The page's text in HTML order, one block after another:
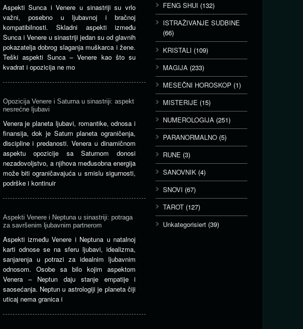
Aspekti Sunca i Venere u sinastriji su vrlo
važni, posebno u ljubavnoj i bračnoj
kompatibilnosti. Skladni aspekti između
Sunca i Venere u sinastriji jedan su od glavnih
pokazatelja dobrog slaganja muškarca i žene.
Teški aspekti Sunca – Venere kao što su
kvadrat i opozicija ne mo
Opozicija Venere i Saturna u sinastriji: aspekt
nesrećne ljubavi
Venera je planeta ljubavi, romantike, odnosa i
finansija, dok je Saturn planeta ograničenja,
discipline i predanosti. Venera u dinamičnom
aspektu opozicije sa Saturnom donosi
nezadovoljstvo, a njihova međusobna energija
može biti ograničavajuća u smislu sigurnosti,
podrške i kontinuir
Aspekti Venere i Neptuna u sinastriji: potraga
za savršenim ljubavnim partnerom
Aspekti između Venere i Neptuna u natalnoj
karti odnose se na sferu ljubavi, idealizma,
sanjarenja u potrazi za idealnim ljubavnim
odnosom. Osobe sa bilo kojim aspektom
Venera – Neptun daju stanje empatije i
saosećanja. Neptun u astrologiji je planeta čiji
uticaj nema granica i
FENG SHUI (132)
ISTRAŽIVANJE SUDBINE
(66)
KRISTALI (109)
MAGIJA (233)
MESEČNI HOROSKOP (1)
MISTERIJE (15)
NUMEROLOGIJA (251)
PARANORMALNO (5)
RUNE (3)
SANOVNIK (4)
SNOVI (67)
TAROT (127)
Unkategorisiert (39)